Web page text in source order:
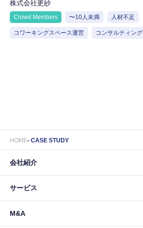
で描く未来
株式会社更紗
Crowd Members 〜10人未満 人材不足
コワーキングスペース運営 コンサルティング
HOME CASE STUDY
会社紹介
サービス
M&A